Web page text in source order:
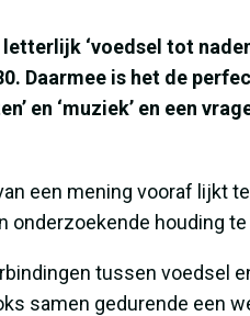
letterlijk ‘voedsel tot
Daarmee is het de
en ‘muziek’ en een
een mening vooraf lijkt
onderzoekende houding
tussen voedsel
samen gedurende een